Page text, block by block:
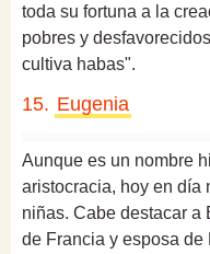
toda su fortuna a la
pobres y
cultiva habas".
15. Eugenia
Aunque es un nombre
aristocracia, hoy en día
niñas. Cabe destacar a
de Francia y esposa de